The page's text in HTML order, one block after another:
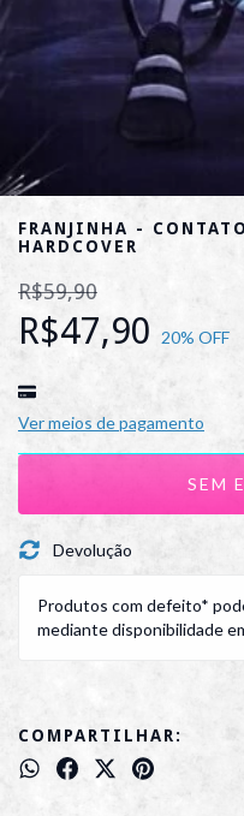
FRANJINHA -
HARDCOVER
R$59,90
R$47,90 20% OFF
Ver meios de pagamento
Devolução
Produtos com defeito*
mediante disponibilidade
COMPARTILHAR: